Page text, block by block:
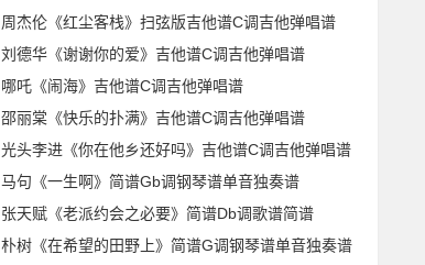
周杰伦《红尘客栈》扫弦版吉他谱C调吉他弹唱谱
刘德华《谢谢你的爱》吉他谱C调吉他弹唱谱
哪吒《闹海》吉他谱C调吉他弹唱谱
邵丽棠《快乐的扑满》吉他谱C调吉他弹唱谱
光头李进《你在他乡还好吗》吉他谱C调吉他弹唱谱
马句《一生啊》简谱Gb调钢琴谱单音独奏谱
张天赋《老派约会之必要》简谱Db调歌谱简谱
朴树《在希望的田野上》简谱G调钢琴谱单音独奏谱